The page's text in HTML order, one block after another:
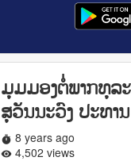
ມຸມມອງຕໍ່ພາກທຸລ
ສຸວັນນະວົງ ປະທາ
timer 8 years ago
remove_red_eye 4,502 views